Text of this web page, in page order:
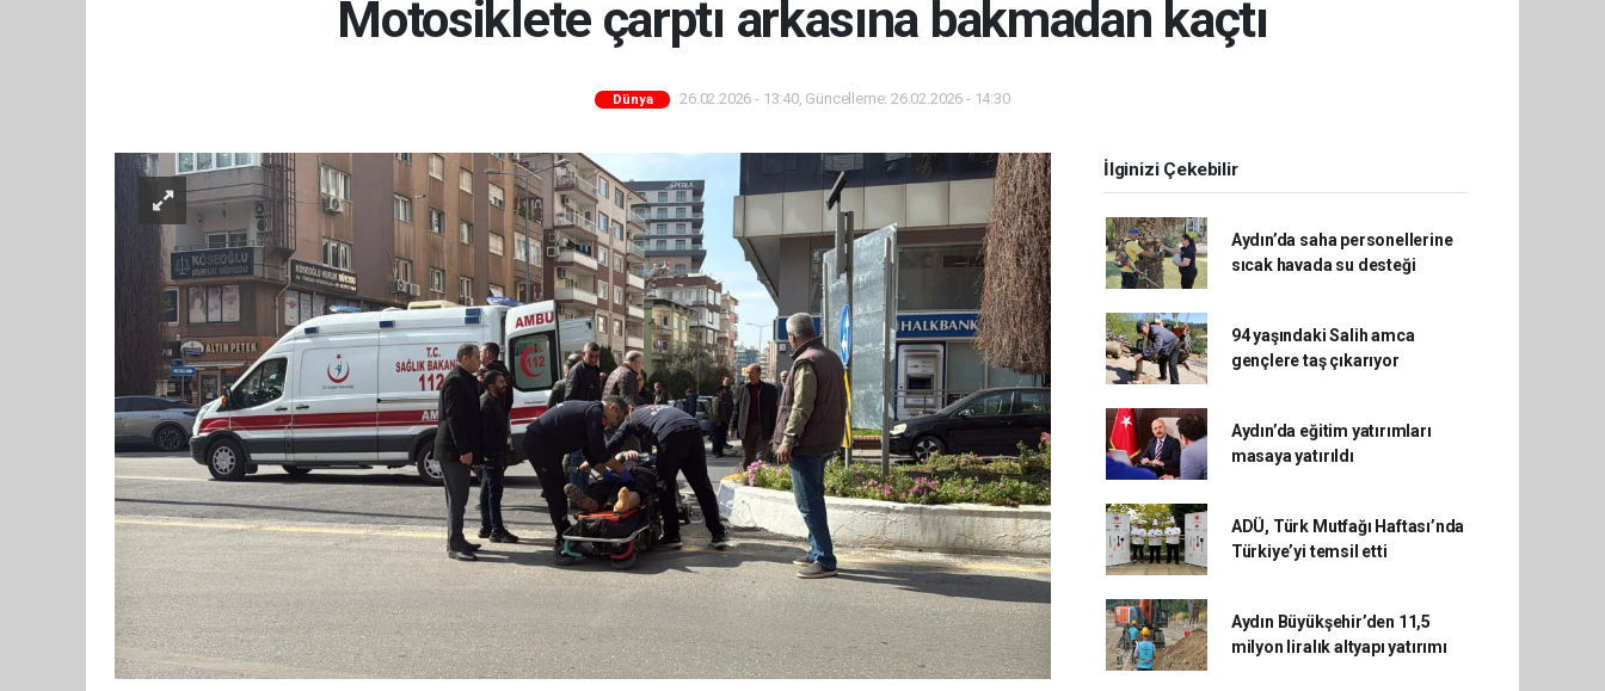
Motosiklete çarptı arkasına bakmadan kaçtı
Dünya 26.02.2026 - 13:40, Güncelleme: 26.02.2026 - 14:30
İlginizi Çekebilir
Aydın’da saha personellerine
sıcak havada su desteği
94 yaşındaki Salih amca
gençlere taş çıkarıyor
Aydın’da eğitim yatırımları
masaya yatırıldı
ADÜ, Türk Mutfağı Haftası’nda
Türkiye’yi temsil etti
Aydın Büyükşehir’den 11,5
milyon liralık altyapı yatırımı